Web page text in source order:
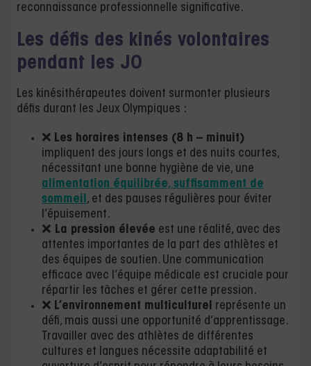
reconnaissance professionnelle significative.
Les défis des kinés volontaires
pendant les JO
Les kinésithérapeutes doivent surmonter plusieurs
défis durant les Jeux Olympiques :
❌ Les horaires intenses (8 h – minuit)
impliquent des jours longs et des nuits courtes,
nécessitant une bonne hygiène de vie, une
alimentation équilibrée, suffisamment de
sommeil, et des pauses régulières pour éviter
l’épuisement.
❌ La pression élevée est une réalité, avec des
attentes importantes de la part des athlètes et
des équipes de soutien. Une communication
efficace avec l’équipe médicale est cruciale pour
répartir les tâches et gérer cette pression.
❌ L’environnement multiculturel représente un
défi, mais aussi une opportunité d’apprentissage.
Travailler avec des athlètes de différentes
cultures et langues nécessite adaptabilité et